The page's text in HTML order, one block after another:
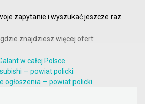
zapytanie i wyszukać jeszcze raz.
znajdziesz więcej ofert:
w całej Polsce
— powiat policki
ogłoszenia — powiat policki